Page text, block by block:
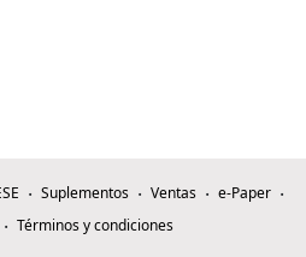
Suplementos Ventas
e-Paper
Términos y condiciones